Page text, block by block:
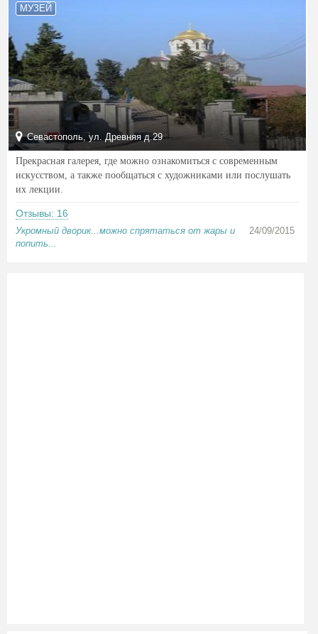
МУЗЕЙ
Севастополь, ул. Древняя д.29
Прекрасная галерея, где можно ознакомиться с современным
искусством, а также пообщаться с художниками или послушать
их лекции.
Отзывы: 16
Укромный дворик...можно спрятаться от жары и
попить...
24/09/2015